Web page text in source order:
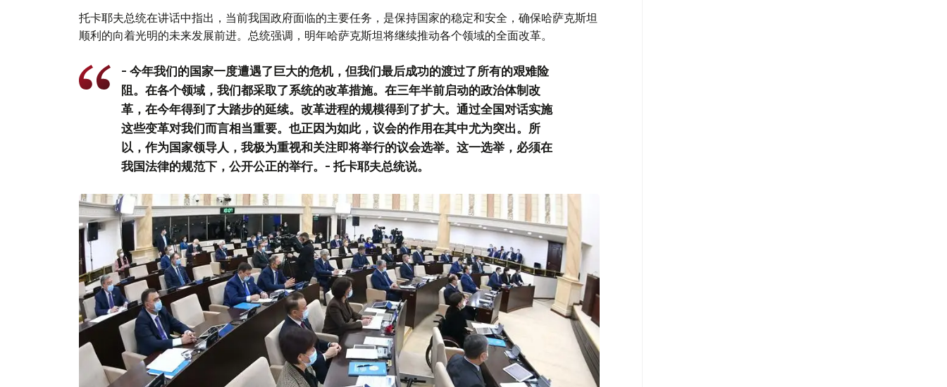
托卡耶夫总统在讲话中指出，当前我国政府面临的主要任务，是保持国家的稳定和安全，确保哈萨克斯坦
顺利的向着光明的未来发展前进。总统强调，明年哈萨克斯坦将继续推动各个领域的全面改革。
- 今年我们的国家一度遭遇了巨大的危机，但我们最后成功的渡过了所有的艰难险
阻。在各个领域，我们都采取了系统的改革措施。在三年半前启动的政治体制改
革，在今年得到了大踏步的延续。改革进程的规模得到了扩大。通过全国对话实施
这些变革对我们而言相当重要。也正因为如此，议会的作用在其中尤为突出。所
以，作为国家领导人，我极为重视和关注即将举行的议会选举。这一选举，必须在
我国法律的规范下，公开公正的举行。- 托卡耶夫总统说。